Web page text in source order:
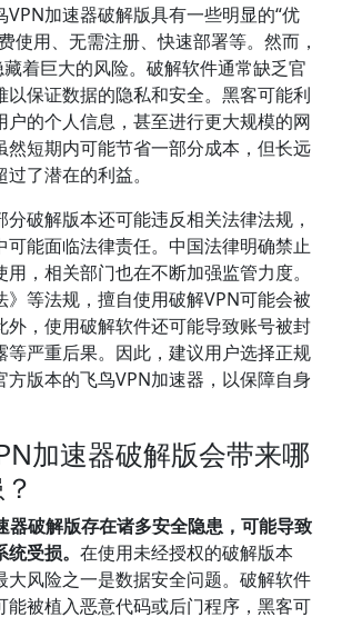
VPN加速器破解版具有一些明显的“优
使用、无需注册、快速部署等。然而，
藏着巨大的风险。破解软件通常缺乏官
以保证数据的隐私和安全。黑客可能利
户的个人信息，甚至进行更大规模的网
然短期内可能节省一部分成本，但长远
了潜在的利益。
破解版本还可能违反相关法律法规，
可能面临法律责任。中国法律明确禁止
，相关部门也在不断加强监管力度。
》等法规，擅自使用破解VPN可能会被
外，使用破解软件还可能导致账号被封
等严重后果。因此，建议用户选择正规
方版本的飞鸟VPN加速器，以保障自身
加速器破解版会带来哪
器破解版存在诸多安全隐患，可能导致
受损。 在使用未经授权的破解版本
大风险之一是数据安全问题。破解软件
能被植入恶意代码或后门程序，黑客可